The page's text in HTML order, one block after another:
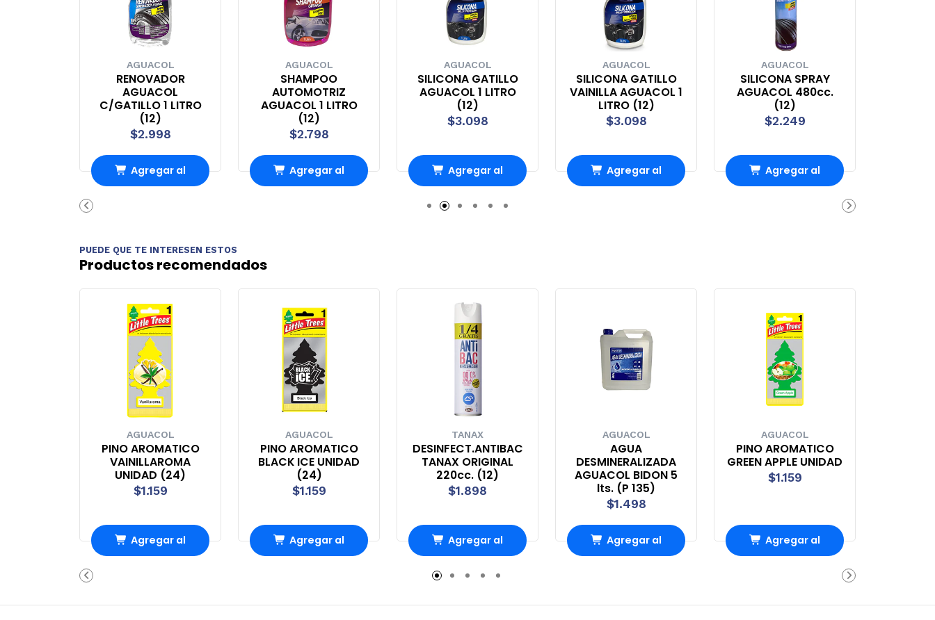
AGUACOL
RENOVADOR
AGUACOL
C/GATILLO 1 LITRO
(12)
$2.998
Agregar al
AGUACOL
SHAMPOO
AUTOMOTRIZ
AGUACOL 1 LITRO
(12)
$2.798
Agregar al
AGUACOL
SILICONA GATILLO
AGUACOL 1 LITRO
(12)
$3.098
Agregar al
carrito
AGUACOL
SILICONA GATILLO
VAINILLA AGUACOL 1
LITRO (12)
$3.098
Agregar al
AGUACOL
SILICONA SPRAY
AGUACOL 480cc.
(12)
$2.249
Agregar al
PUEDE QUE TE INTERESEN ESTOS
Productos recomendados
AGUACOL
PINO AROMATICO
VAINILLAROMA
UNIDAD (24)
$1.159
Agregar al
AGUACOL
PINO AROMATICO
BLACK ICE UNIDAD
(24)
$1.159
Agregar al
TANAX
DESINFECT.ANTIBAC
TANAX ORIGINAL
220cc. (12)
$1.898
Agregar al
carrito
AGUACOL
AGUA
DESMINERALIZADA
AGUACOL BIDON 5
lts. (P 135)
$1.498
Agregar al
AGUACOL
PINO AROMATICO
GREEN APPLE UNIDAD
$1.159
Agregar al